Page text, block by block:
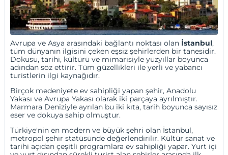
Avrupa ve Asya arasındaki bağlantı noktası olan İstanbul,
tüm dünyanın ilgisini çeken eşsiz şehirlerden bir tanesidir.
Dokusu, tarihi, kültürü ve mimarisiyle yüzyıllar boyunca
adından söz ettirir. Tüm güzellikleri ile yerli ve yabancı
turistlerin ilgi kaynağıdır.
Birçok medeniyete ev sahipliği yapan şehir,Anadolu
Yakası veAvrupa Yakası olarak iki parçaya ayrılmıştır.
Marmara Deniziyle ayrılan bu iki kıta, tarih boyunca sayısız
eser ve dokuya sahip olmuştur.
Türkiye'nin en modern ve büyük şehri olan İstanbul,
metropol şehir statüsünde değerlendirilir. Kültür sanat ve
tarihi açıdan çeşitli programlara ev sahipliği yapar. Yurt içi